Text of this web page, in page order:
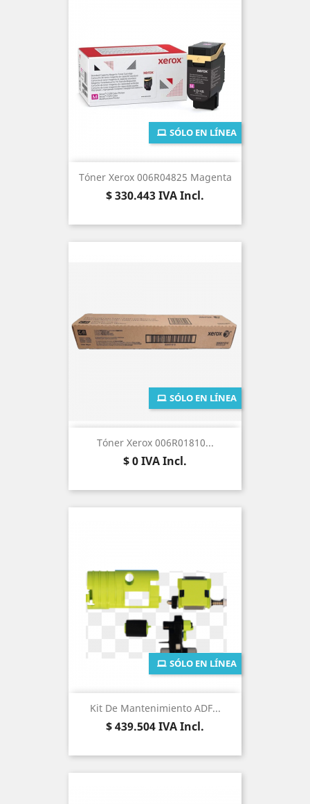
Tóner Xerox 006R04825 Magenta
Precio
$ 330.443IVA Incl.
SÓLO EN LÍNEA
Tóner Xerox 006R01810...
Precio
$ 0IVA Incl.
SÓLO EN LÍNEA
Kit De Mantenimiento ADF...
Precio
$ 439.504IVA Incl.
SÓLO EN LÍNEA